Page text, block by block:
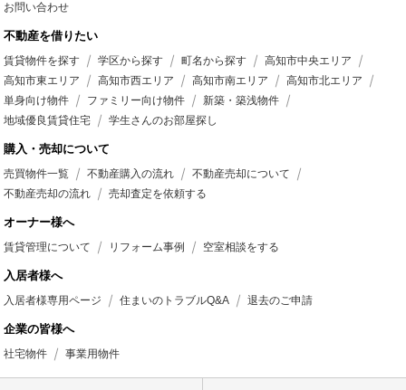
お問い合わせ
不動産を借りたい
賃貸物件を探す 学区から探す 町名から探す
高知市中央エリア
高知市東エリア
高知市西エリア 高知市南エリア
高知市北エリア
単身向け物件
ファミリー向け物件
新築・築浅物件
地域優良賃貸住宅
学生さんのお部屋探し
購入・売却について
売買物件一覧 不動産購入の流れ
不動産売却について
不動産売却の流れ
売却査定を依頼する
オーナー様へ
賃貸管理について リフォーム事例 空室相談をする
入居者様へ
入居者様専用ページ 住まいのトラブルQ&A 退去のご申請
企業の皆様へ
社宅物件 事業用物件